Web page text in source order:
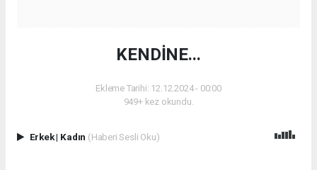
KENDİNE...
Ekleme Tarihi: 12.12.2024 - 00:00
949+ kez okundu.
Erkek| Kadın (Haberi Sesli Oku)